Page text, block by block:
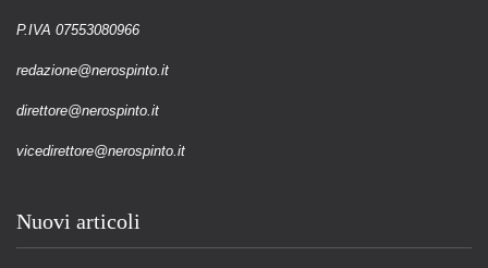
P.IVA 07553080966
redazione@nerospinto.it
direttore@nerospinto.it
vicedirettore@nerospinto.it
Nuovi articoli